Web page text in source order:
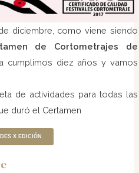
diciembre, como viene siendo
de Cortometrajes de
cumplimos diez años y vamos
de actividades para todas las
duró el Certamen
X EDICIÓN